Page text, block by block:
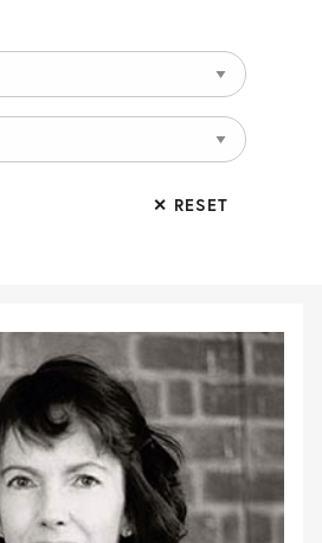
✕ RESET